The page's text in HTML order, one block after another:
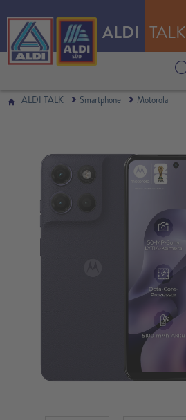
ALDI TALK
ALDI TALK Smartphone Motorola